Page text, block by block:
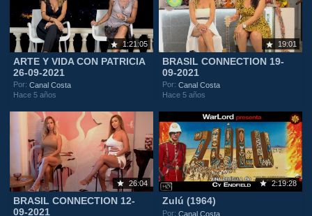
1:21:05
ARTE Y VIDA CON PATRICIA
26-09-2021
Por:Canal Costa
Hace 5 años
19:01
BRASIL CONNECTION 19-
09-2021
Por:Canal Costa
Hace 5 años
26:04
BRASIL CONNECTION 12-
09-2021
2:19:28
Zulú (1964)
Por:Canal Costa